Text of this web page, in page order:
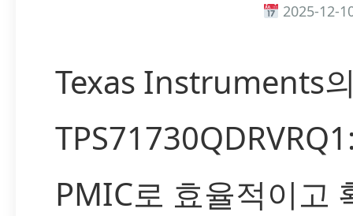
2025-12-
Texas Instruments
PMIC로 효율적이고